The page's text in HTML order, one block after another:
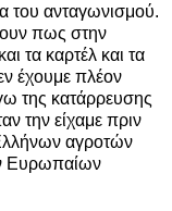
του ανταγωνισμού.
πως στην
τα καρτέλ και τα
έχουμε πλέον
της κατάρρευσης
την είχαμε πριν
αγροτών
Ευρωπαίων